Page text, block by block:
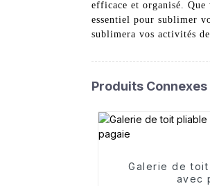
efficace et organisé. Que
essentiel pour sublimer
sublimera vos activités
Produits Connexes
Galerie de
avec